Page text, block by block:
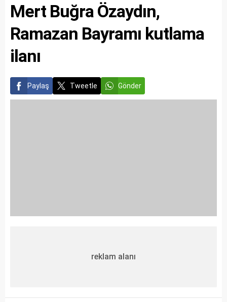
Mert Buğra Özaydın,
Ramazan Bayramı kutlama
ilanı
Paylaş Tweetle Gönder
reklam alanı